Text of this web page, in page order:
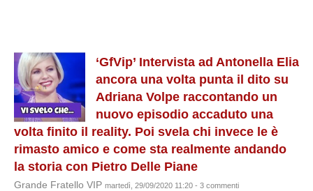
‘GfVip’ Intervista ad Antonella Elia
ancora una volta punta il dito su
Adriana Volpe raccontando un
nuovo episodio accaduto una
volta finito il reality. Poi svela chi invece le è
rimasto amico e come sta realmente andando
la storia con Pietro Delle Piane
Grande Fratello VIP martedì, 29/09/2020 11:20 - 3 commenti